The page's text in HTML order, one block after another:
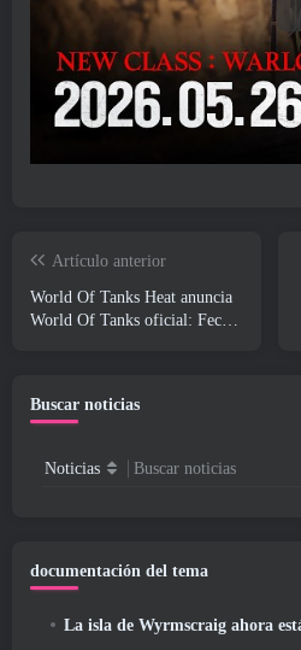
Artículo anterior
World Of Tanks Heat anuncia
World Of Tanks oficial: Fecha
Buscar noticias
Noticias Buscar noticias
documentación del tema
La isla de Wyrmscraig ahora está disponible para